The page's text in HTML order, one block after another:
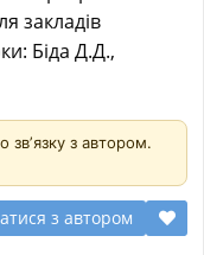
закладів
Біда Д.Д.,
звʼязку з автором.
з автором